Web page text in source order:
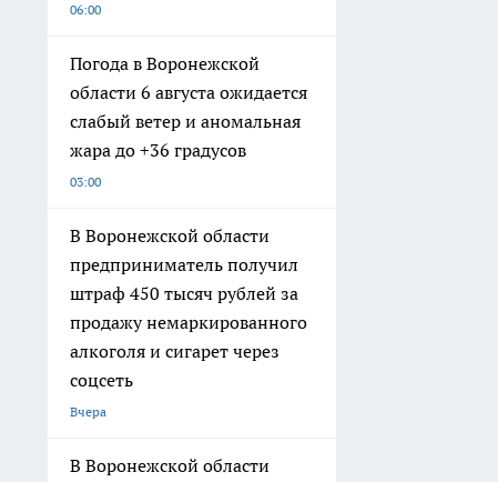
06:00
Погода в Воронежской
области 6 августа ожидается
слабый ветер и аномальная
жара до +36 градусов
03:00
В Воронежской области
предприниматель получил
штраф 450 тысяч рублей за
продажу немаркированного
алкоголя и сигарет через
соцсеть
Вчера
В Воронежской области